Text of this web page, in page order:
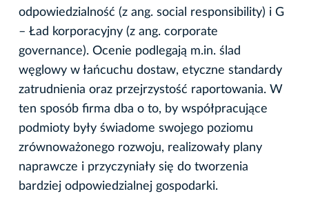
odpowiedzialność (z ang. social responsibility) i G
– Ład korporacyjny (z ang. corporate
governance). Ocenie podlegają m.in. ślad
węglowy w łańcuchu dostaw, etyczne standardy
zatrudnienia oraz przejrzystość raportowania. W
ten sposób firma dba o to, by współpracujące
podmioty były świadome swojego poziomu
zrównoważonego rozwoju, realizowały plany
naprawcze i przyczyniały się do tworzenia
bardziej odpowiedzialnej gospodarki.